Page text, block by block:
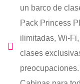
un barco de
Pack Princess
ilimitadas, Wi-
clases
preocupaciones.